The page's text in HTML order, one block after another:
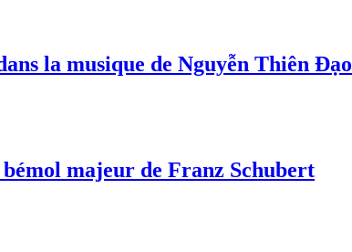
la musique de Nguyễn Thiên Đạo
majeur de Franz Schubert